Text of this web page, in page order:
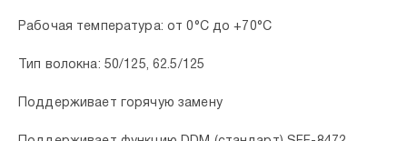
Рабочая температура: от 0°C до +70°C
Тип волокна: 50/125, 62.5/125
Поддерживает горячую замену